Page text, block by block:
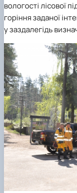
вологості лісової
горіння заданої
у заздалегідь